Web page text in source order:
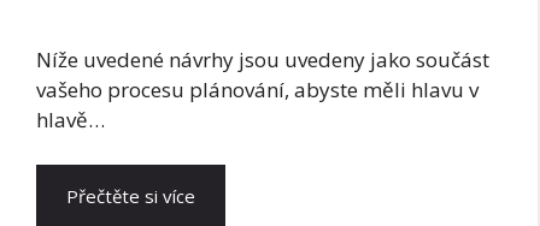
Níže uvedené návrhy jsou uvedeny jako součást
vašeho procesu plánování, abyste měli hlavu v
hlavě…
Přečtěte si více